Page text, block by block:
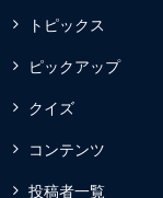
トピックス
ピックアップ
クイズ
コンテンツ
投稿者一覧